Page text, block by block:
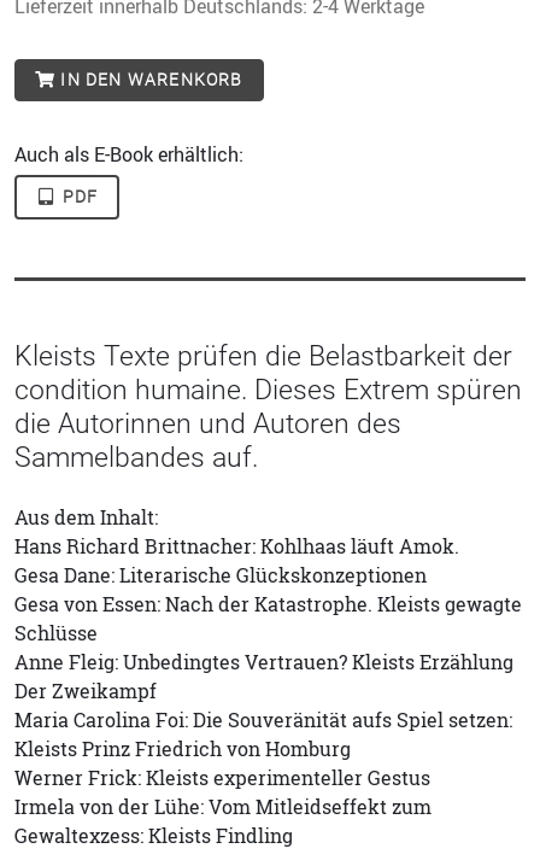
Lieferzeit innerhalb Deutschlands: 2-4 Werktage
IN DEN WARENKORB
Auch als E-Book erhältlich:
PDF
Kleists Texte prüfen die Belastbarkeit der
condition humaine. Dieses Extrem spüren
die Autorinnen und Autoren des
Sammelbandes auf.
Aus dem Inhalt:
Hans Richard Brittnacher: Kohlhaas läuft Amok.
Gesa Dane: Literarische Glückskonzeptionen
Gesa von Essen: Nach der Katastrophe. Kleists gewagte
Schlüsse
Anne Fleig: Unbedingtes Vertrauen? Kleists Erzählung
Der Zweikampf
Maria Carolina Foi: Die Souveränität aufs Spiel setzen:
Kleists Prinz Friedrich von Homburg
Werner Frick: Kleists experimenteller Gestus
Irmela von der Lühe: Vom Mitleidseffekt zum
Gewaltexzess: Kleists Findling